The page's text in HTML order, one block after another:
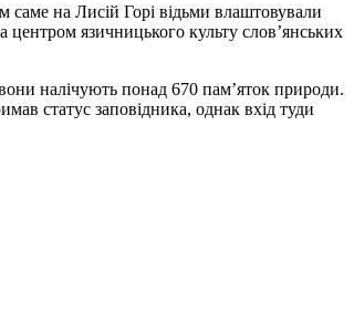
саме на Лисій Горі відьми влаштовували
центром язичницького культу слов’янських
налічують понад 670 пам’яток природи.
статус заповідника, однак вхід туди